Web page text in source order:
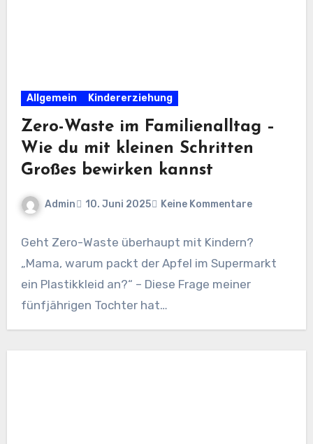
Allgemein Kindererziehung
Zero-Waste im Familienalltag –
Wie du mit kleinen Schritten
Großes bewirken kannst
Admin 10. Juni 2025 Keine Kommentare
Geht Zero-Waste überhaupt mit Kindern?
„Mama, warum packt der Apfel im Supermarkt
ein Plastikkleid an?“ – Diese Frage meiner
fünfjährigen Tochter hat…